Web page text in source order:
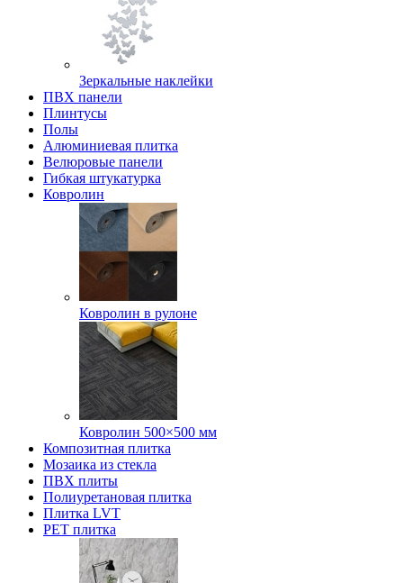
Зеркальные наклейки
ПВХ панели
Плинтусы
Полы
Алюминиевая плитка
Велюровые панели
Гибкая штукатурка
Ковролин
Ковролин в рулоне
Ковролин 500×500 мм
Композитная плитка
Мозаика из стекла
ПВХ плиты
Полиуретановая плитка
Плитка LVT
РЕТ плитка